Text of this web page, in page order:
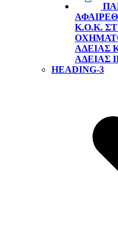
Κ.Ο.Κ.
ΆΔΕΙΑΣ
ΆΔΕΙΑΣ
HEADING-3